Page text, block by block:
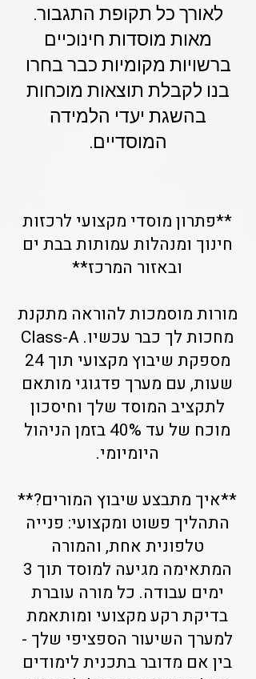
לאורך כל תקופת התגבור.
מאות מוסדות חינוכיים
ברשויות מקומיות כבר בחרו
בנו לקבלת תוצאות מוכחות
בהשגת יעדי הלמידה
המוסדיים.
**פתרון מוסדי מקצועי לרכזות
חינוך ומנהלות עמותות בבת ים
ובאזור המרכז**
מורות מוסמכות להוראה מתקנת
מחכות לך כבר עכשיו. Class-A
מספקת שיבוץ מקצועי תוך 24
שעות, עם מערך פדגוגי מותאם
לתקציב המוסד שלך וחיסכון
מוכח של עד 40% בזמן הניהול
היומיומי.
**איך מתבצע שיבוץ המורים?**
התהליך פשוט ומקצועי: פנייה
טלפונית אחת, והמורה
המתאימה מגיעה למוסד תוך 3
ימים עבודה. כל מורה עוברת
בדיקת רקע מקצועי ומותאמת
למערך השיעור הספציפי שלך -
בין אם מדובר בתכנית לימודים